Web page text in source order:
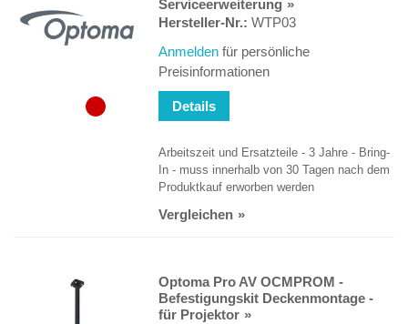
Serviceerweiterung
Hersteller-Nr.: WTP03
Anmelden für persönliche
Preisinformationen
Details
Arbeitszeit und Ersatzteile - 3 Jahre - Bring-
In - muss innerhalb von 30 Tagen nach dem
Produktkauf erworben werden
Vergleichen
Optoma Pro AV OCMPROM -
Befestigungskit Deckenmontage -
für Projektor